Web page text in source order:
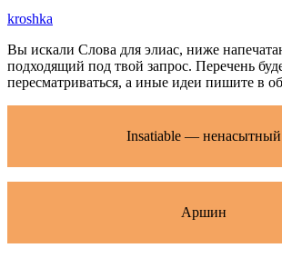
kroshka
Вы искали Слова для элиас, ниже
подходящий под твой запрос. Перечень
пересматриваться, а иные идеи пишите в
Insatiable — ненасытный
Аршин